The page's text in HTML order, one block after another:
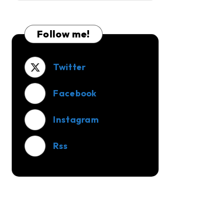
Setelah
SelesaiFollow me!
Twitter
Facebook
Instagram
Rss